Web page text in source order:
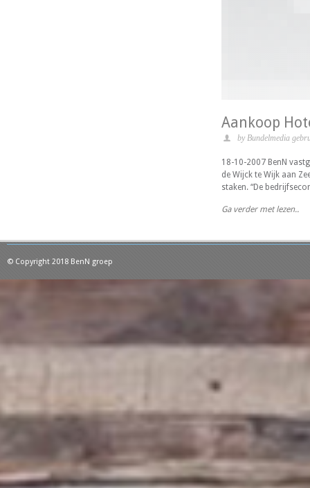
Aankoop
by Bundelmedia
18-10-2007 BenN
de Wijck te Wijk aan
staken. “De
Ga verder met lezen..
© Copyright 2018 BenN groep